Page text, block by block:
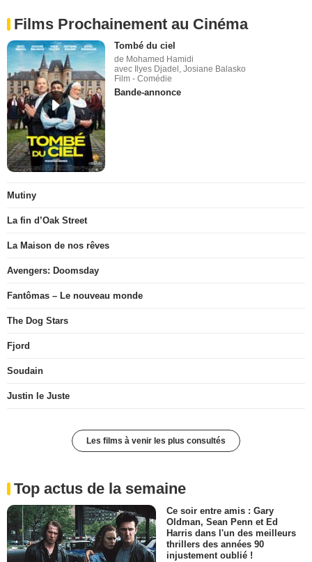
Films Prochainement au Cinéma
Tombé du ciel
de Mohamed Hamidi
avec Ilyes Djadel, Josiane Balasko
Film - Comédie
Bande-annonce
Mutiny
La fin d’Oak Street
La Maison de nos rêves
Avengers: Doomsday
Fantômas – Le nouveau monde
The Dog Stars
Fjord
Soudain
Justin le Juste
Les films à venir les plus consultés
Top actus de la semaine
Ce soir entre amis : Gary
Oldman, Sean Penn et Ed
Harris dans l'un des meilleurs
thrillers des années 90
injustement oublié !